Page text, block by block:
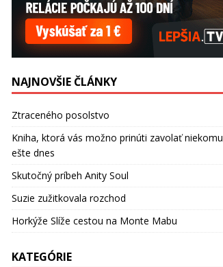
NAJNOVŠIE ČLÁNKY
Ztraceného posolstvo
Kniha, ktorá vás možno prinúti zavolať niekomu
ešte dnes
Skutočný príbeh Anity Soul
Suzie zužitkovala rozchod
Horkýže Slíže cestou na Monte Mabu
KATEGÓRIE